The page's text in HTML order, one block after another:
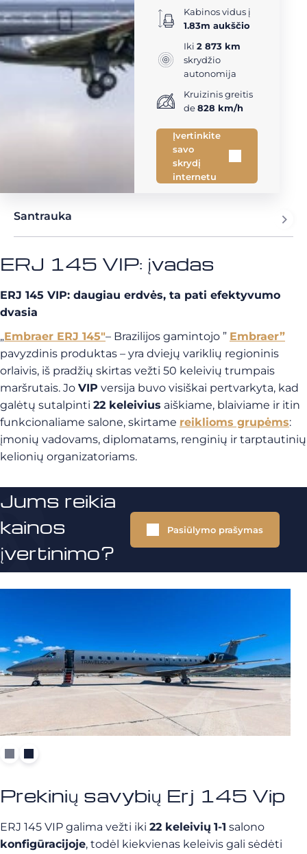
Kabinos vidus į
1.83m aukščio
Iki 2 873 km
skrydžio
autonomija
Kruizinis greitis
de828 km/h
Įvertinkite
savo
skrydį
internetu
Santrauka
ERJ 145 VIP: įvadas
ERJ 145 VIP: daugiau erdvės, ta pati efektyvumo
dvasia
„Embraer ERJ 145″– Brazilijos gamintojo ” Embraer”
pavyzdinis produktas – yra dviejų variklių regioninis
orlaivis, iš pradžių skirtas vežti 50 keleivių trumpais
maršrutais. Jo VIP versija buvo visiškai pertvarkyta, kad
galėtų sutalpinti 22 keleivius aiškiame, blaiviame ir itin
funkcionaliame salone, skirtame reiklioms grupėms:
įmonių vadovams, diplomatams, renginių ir tarptautinių
kelionių organizatoriams.
Jums reikia
kainos
įvertinimo?
Pasiūlymo prašymas
Prekinių savybių Erj 145 Vip
ERJ 145 VIP galima vežti iki 22 keleivių 1-1 salono
konfigūracijoje, todėl kiekvienas keleivis gali sėdėti